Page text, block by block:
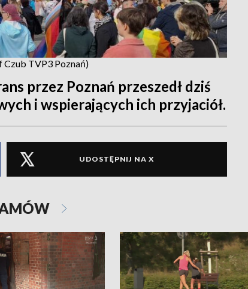
TVP3 Poznań)
przez Poznań przeszedł dziś
i wspierających ich przyjaciół.
UDOSTĘPNIJ NA X